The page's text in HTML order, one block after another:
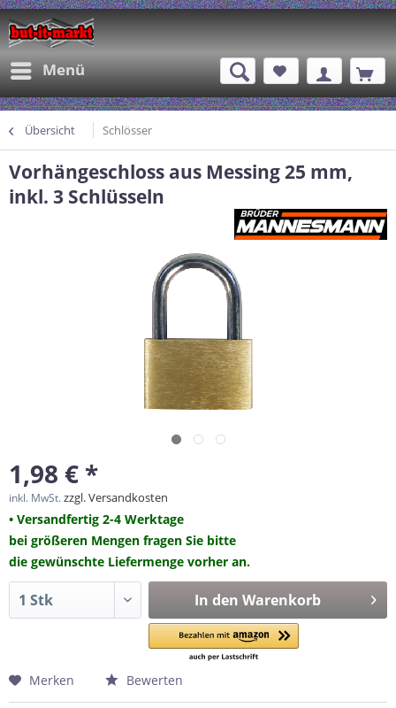
Menü
Übersicht Schlösser
Vorhängeschloss aus Messing 25 mm,
inkl. 3 Schlüsseln
1,98 € *
inkl. MwSt.zzgl. Versandkosten
• Versandfertig 2-4 Werktage
bei größeren Mengen fragen Sie bitte
die gewünschte Liefermenge vorher an.
In den Warenkorb
Merken Bewerten